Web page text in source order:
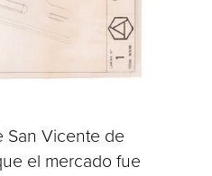
San Vicente de
el mercado fue